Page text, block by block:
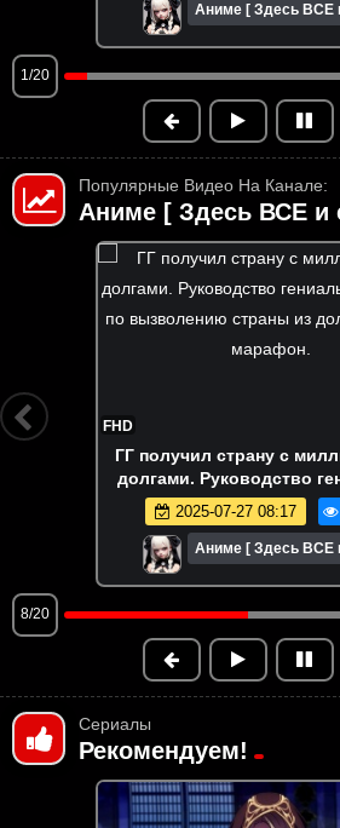
Аниме [ Здесь ВСЕ
1/20
Популярные Видео На Канале:
Аниме [ Здесь ВСЕ и
FHD
Его бросили в лесу,
навыков. На самом
сильный? Аниме-марафон.
подряд.
2025-06-01 08:56
Аниме [ Здесь ВСЕ
9/20
Сериалы
Рекомендуем!